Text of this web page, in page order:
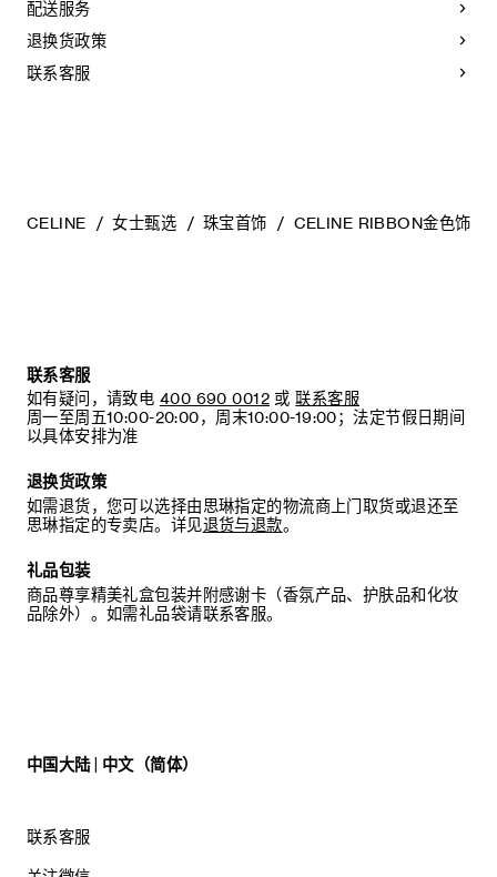
宝，尤其是质地坚硬的手镯，以避免氧化。具有弹簧功能的部
件不得接触海水或腐蚀性化学物质。所有珠宝均不含镍。
配送服务
退换货政策
联系客服
CELINE 女士甄选 珠宝首饰 CELINE RIBBON金色饰面
联系客服
如有疑问，请致电 400 690 0012 或 联系客服
周一至周五10:00-20:00，周末10:00-19:00；法定节假日期间
以具体安排为准
退换货政策
如需退货，您可以选择由思琳指定的物流商上门取货或退还至
思琳指定的专卖店。详见退货与退款。
礼品包装
商品尊享精美礼盒包装并附感谢卡（香氛产品、护肤品和化妆
品除外）。如需礼品袋请联系客服。
中国大陆 | 中文（简体）
联系客服